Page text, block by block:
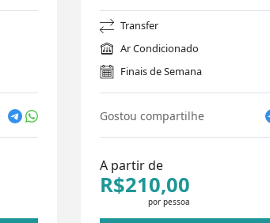
Transfer
Ar Condicionado
Finais de Semana
Gostou compartilhe
A partir de
R$210,00
por pessoa